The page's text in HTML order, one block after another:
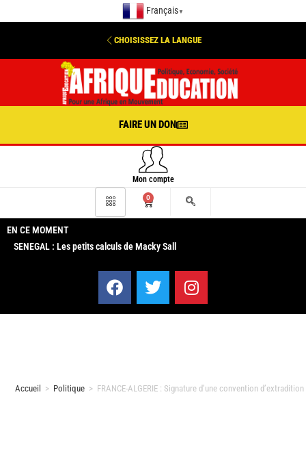
Français ▼
CHOISISSEZ LA LANGUE
FAIRE UN DON
Mon compte
0
EN CE MOMENT
SENEGAL : Les petits calculs de Macky Sall
Accueil > Politique > FRANCE-ALGERIE : Signature d’une convention